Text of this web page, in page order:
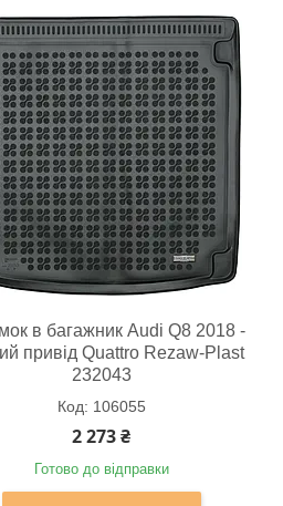
в багажник Audi Q8 2018 -
привід Quattro Rezaw-Plast
232043
106055
2 273 ₴
Готово до відправки